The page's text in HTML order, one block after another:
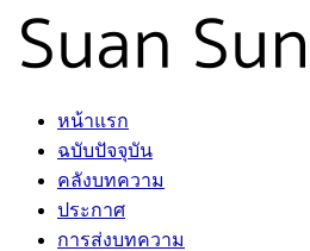
หน้าแรก
ฉบับปัจจุบัน
คลังบทความ
ประกาศ
การส่งบทความ